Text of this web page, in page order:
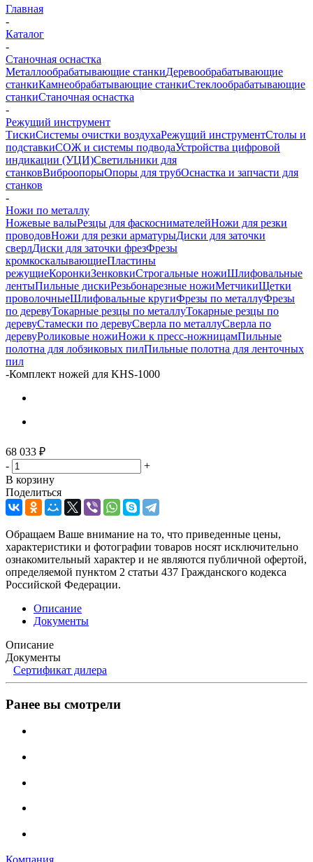
Главная
-
Каталог
-
Станочная оснастка
Металлообрабатывающие станкиДеревообрабатывающие
станкиКамнеобрабатывающие станкиСтеклообрабатывающие
станкиСтаночная оснастка
-
Режущий инструмент
ТискиСистемы очистки воздухаРежущий инструментСтолы и
подставкиСОЖ и системы подводаУстройства цифровой
индикации (УЦИ)Светильники для
станковВиброопорыОпоры для трубОснастка и запчасти для
станков
-
Ножи по металлу
Ножевые валыРезцы для фаскоснимателейНожи для резки
проводовНожи для резки арматурыДиски для заточки
сверлДиски для заточки фрезФрезы
кромкоскалывающиеПластины
режущиеКоронкиЗенковкиСтрогальные ножиШлифовальные
лентыПильные дискиРезьбонарезные ножиМетчикиЩетки
проволочныеШлифовальные кругиФрезы по металлуФрезы
по деревуТокарные резцы по металлуТокарные резцы по
деревуСтамески по деревуСверла по металлуСверла по
деревуРоликовые ножиНожи к пресс-ножницамПильные
полотна для лобзиковых пилПильные полотна для ленточных
пил
-Комплект ножей для KHS-1000
68 033 ₽
-
+
В корзину
Поделиться
Обращаем Ваше внимание на то, что приведенные цены,
характеристики и фотографии товаров носят исключительно
ознакомительный характер и не являются публичной офертой,
определяемой пунктом 2 статьи 437 Гражданского кодекса
Российской Федерации.
Описание
Документы
Описание
Документы
Сертификат дилера
Ранее вы смотрели
Компания